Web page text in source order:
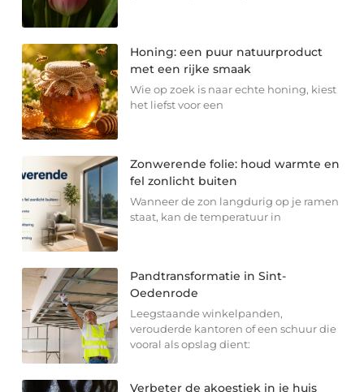
Honing: een puur natuurproduct
met een rijke smaak
Wie op zoek is naar echte honing, kiest
het liefst voor een
Zonwerende folie: houd warmte en
fel zonlicht buiten
Wanneer de zon langdurig op je ramen
staat, kan de temperatuur in
Pandtransformatie in Sint-
Oedenrode
Leegstaande winkelpanden,
verouderde kantoren of een schuur die
vooral als opslag dient:
Verbeter de akoestiek in je huis